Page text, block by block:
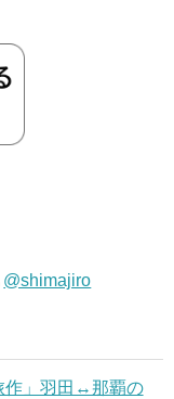
@shimajiro
作」羽田↔那覇の